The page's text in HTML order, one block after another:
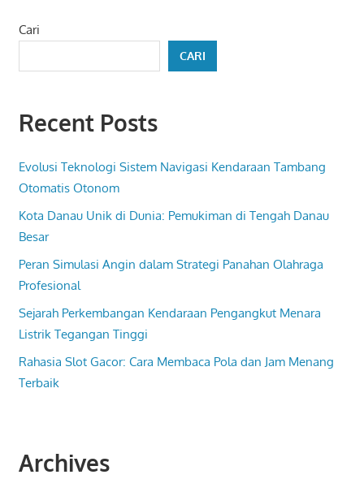
Cari
CARI
Recent Posts
Evolusi Teknologi Sistem Navigasi Kendaraan Tambang
Otomatis Otonom
Kota Danau Unik di Dunia: Pemukiman di Tengah Danau
Besar
Peran Simulasi Angin dalam Strategi Panahan Olahraga
Profesional
Sejarah Perkembangan Kendaraan Pengangkut Menara
Listrik Tegangan Tinggi
Rahasia Slot Gacor: Cara Membaca Pola dan Jam Menang
Terbaik
Archives